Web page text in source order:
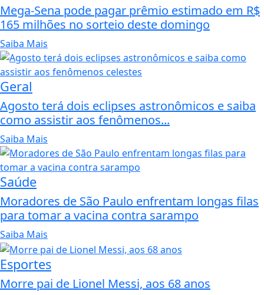
Mega-Sena pode pagar prêmio estimado em R$
165 milhões no sorteio deste domingo
Saiba Mais
Geral
Agosto terá dois eclipses astronômicos e saiba
como assistir aos fenômenos...
Saiba Mais
Saúde
Moradores de São Paulo enfrentam longas filas
para tomar a vacina contra sarampo
Saiba Mais
Esportes
Morre pai de Lionel Messi, aos 68 anos